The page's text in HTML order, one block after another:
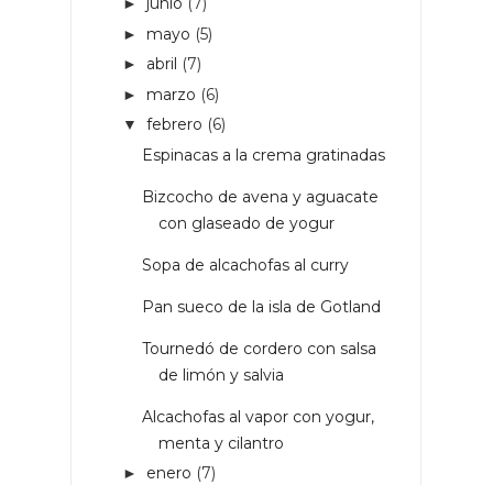
►
► mayo (5)
► abril (7)
► marzo (6)
▼ febrero (6)
Espinacas a la crema gratinadas
Bizcocho de avena y aguacate
con glaseado de yogur
Sopa de alcachofas al curry
Pan sueco de la isla de Gotland
Tournedó de cordero con salsa
de limón y salvia
Alcachofas al vapor con yogur,
menta y cilantro
► enero (7)